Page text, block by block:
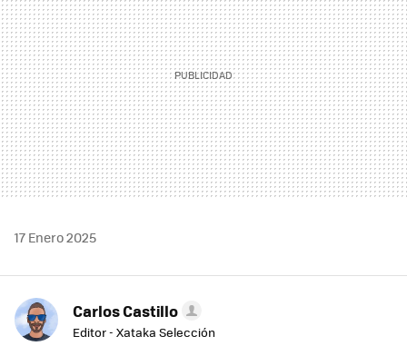
17 Enero 2025
Carlos Castillo
Editor - Xataka Selección